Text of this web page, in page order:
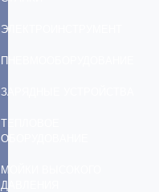
ЭЛЕКТРОИНСТРУМЕНТ
ПНЕВМООБОРУДОВАНИЕ
ЗАРЯДНЫЕ УСТРОЙСТВА
ТЕПЛОВОЕ
ОБОРУДОВАНИЕ
МОЙКИ ВЫСОКОГО
ДАВЛЕНИЯ